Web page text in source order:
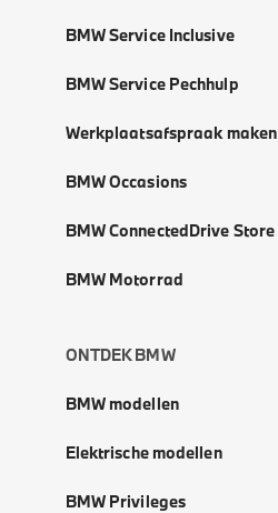
BMW Service Inclusive
BMW Service Pechhulp
Werkplaatsafspraak maken
BMW Occasions
BMW ConnectedDrive Store
BMW Motorrad
ONTDEK BMW
BMW modellen
Elektrische modellen
BMW Privileges